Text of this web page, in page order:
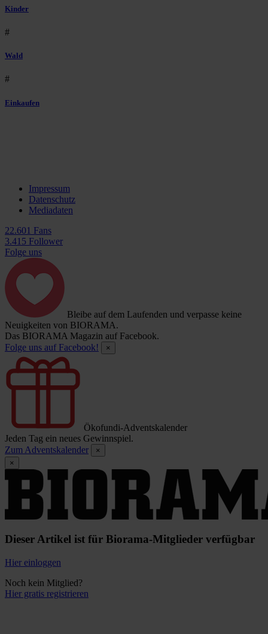
Kinder
#
Wald
#
Einkaufen
Impressum
Datenschutz
Mediadaten
22.601 Fans
3.415 Follower
Folge uns
Bleibe auf dem Laufenden und verpasse keine
Neuigkeiten von BIORAMA.
Das BIORAMA Magazin auf Facebook.
Folge uns auf Facebook!
×
Ökofundi-Adventskalender
Jeden Tag ein neues Gewinnspiel.
Zum Adventskalender
×
×
Dieser Artikel ist für Biorama-Mitglieder verfügbar
Hier einloggen
Noch kein Mitglied?
Hier gratis registrieren